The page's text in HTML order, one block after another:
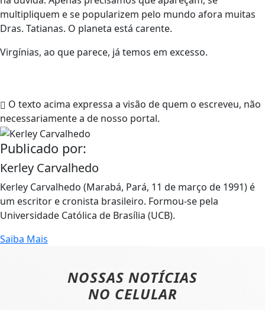
multipliquem e se popularizem pelo mundo afora muitas
Dras. Tatianas. O planeta está carente.
Virgínias, ao que parece, já temos em excesso.
O texto acima expressa a visão de quem o escreveu, não
necessariamente a de nosso portal.
Publicado por:
Kerley Carvalhedo
Kerley Carvalhedo (Marabá, Pará, 11 de março de 1991) é
um escritor e cronista brasileiro. Formou-se pela
Universidade Católica de Brasília (UCB).
Saiba Mais
NOSSAS NOTÍCIAS
NO CELULAR